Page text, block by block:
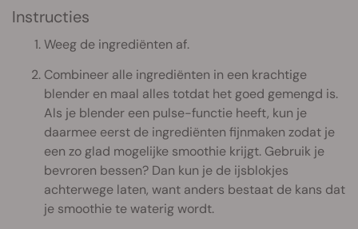
Instructies
Weeg de ingrediënten af.
Combineer alle ingrediënten in een krachtige
blender en maal alles totdat het goed gemengd is.
Als je blender een pulse-functie heeft, kun je
daarmee eerst de ingrediënten fijnmaken zodat je
een zo glad mogelijke smoothie krijgt. Gebruik je
bevroren bessen? Dan kun je de ijsblokjes
achterwege laten, want anders bestaat de kans dat
je smoothie te waterig wordt.